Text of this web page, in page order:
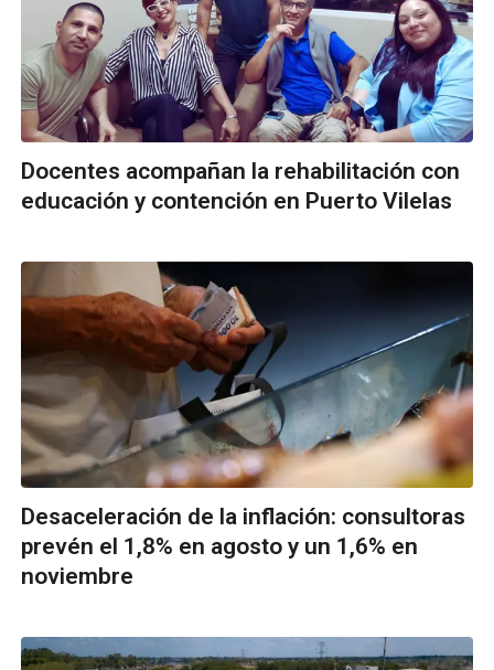
Docentes acompañan la rehabilitación con
educación y contención en Puerto Vilelas
Desaceleración de la inflación: consultoras
prevén el 1,8% en agosto y un 1,6% en
noviembre